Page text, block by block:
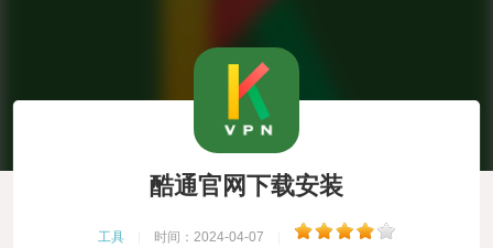
酷通官网下载安装
工具 时间：2024-04-07